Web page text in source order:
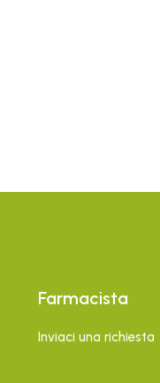
Farmacista
Inviaci una richiesta